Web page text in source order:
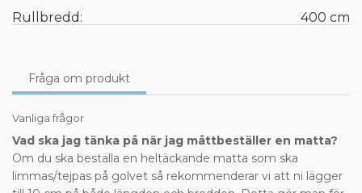
Rullbredd:
400 cm
Fråga om produkt
Vanliga frågor
Vad ska jag tänka på när jag måttbeställer en matta?
Om du ska beställa en heltäckande matta som ska
limmas/tejpas på golvet så rekommenderar vi att ni lägger